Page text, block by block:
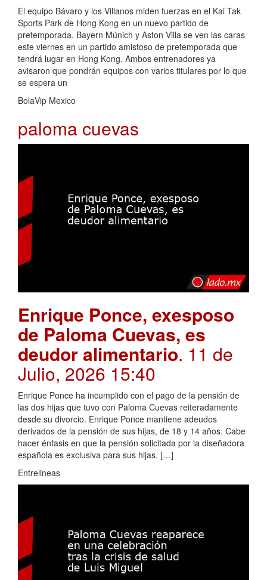
El equipo Bávaro y los Villanos miden fuerzas en el Kai Tak
Sports Park de Hong Kong en un nuevo partido de
pretemporada. Bayern Múnich y Aston Villa se ven las caras
este viernes en un partido amistoso de pretemporada que
tendrá lugar en Hong Kong. Ambos entrenadores ya
avisaron que pondrán equipos con varios titulares por lo que
se espera un
BolaVip Mexico
paloma cuevas
Enrique Ponce, exesposo
de Paloma Cuevas, es
deudor alimentario. 11 de
Julio, 2026 15:40
Enrique Ponce ha incumplido con el pago de la pensión de
las dos hijas que tuvo con Paloma Cuevas reiteradamente
desde su divorcio. Enrique Ponce mantiene adeudos
derivados de la pensión de sus hijas, de 18 y 14 años. Cabe
hacer énfasis en que la pensión solicitada por la diseñadora
española es exclusiva para sus hijas. […]
Entrelineas